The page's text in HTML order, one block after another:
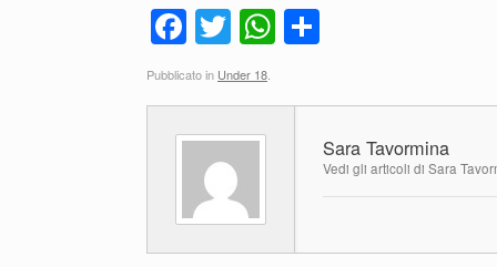
F
a
c
e
b
o
o
T
wi
tt
er
W
at
p
n
di
vi
di
Pubblicato in Under 18
Sara Tavormina
Vedi gli articoli di Sara